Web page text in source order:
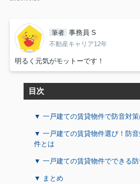
筆者 事務員 S
不動産キャリア12年
明るく元気がモットーです！
目次
▼ 一戸建ての賃貸物件で防音対策
▼ 一戸建ての賃貸物件選び！防
件とは
▼ 一戸建ての賃貸物件でできる
▼ まとめ